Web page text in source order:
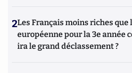
2Les Français moins riches que
européenne pour la 3e année
ira le grand déclassement ?